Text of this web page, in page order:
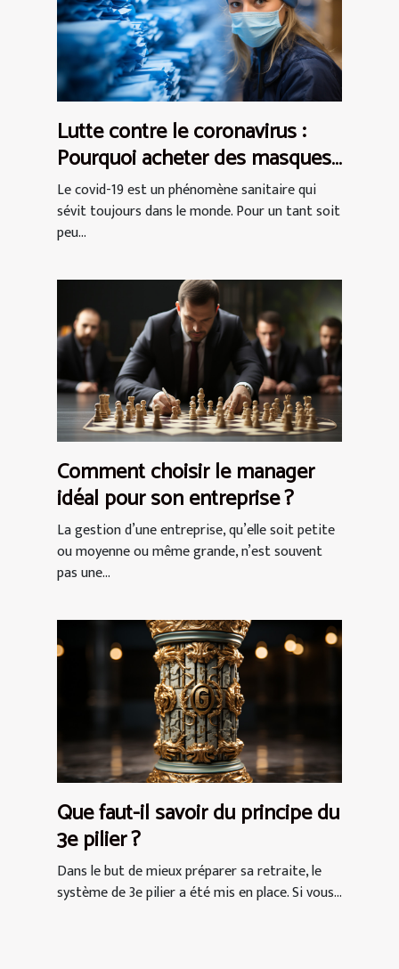
Lutte contre le coronavirus :
Pourquoi acheter des masques
de protection AFNOR ?
Le covid-19 est un phénomène sanitaire qui
sévit toujours dans le monde. Pour un tant soit
peu...
Comment choisir le manager
idéal pour son entreprise ?
La gestion d’une entreprise, qu’elle soit petite
ou moyenne ou même grande, n’est souvent
pas une...
Que faut-il savoir du principe du
3e pilier ?
Dans le but de mieux préparer sa retraite, le
système de 3e pilier a été mis en place. Si vous...